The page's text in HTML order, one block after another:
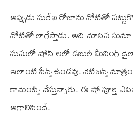
అప్పుడు సురేఖ రోజాను నోటితో
నోటితో లాగేస్తాడు. అది చూసిన సుమా
సుమలో షోస్ లలో డబుల్ మీనింగ్
ఇలాంటి సీన్స్ ఉండవు. నెటిజన్స్
కామెంట్స్ చేస్తున్నారు. ఈ షో పూర్తి
అగాలిసిందే.